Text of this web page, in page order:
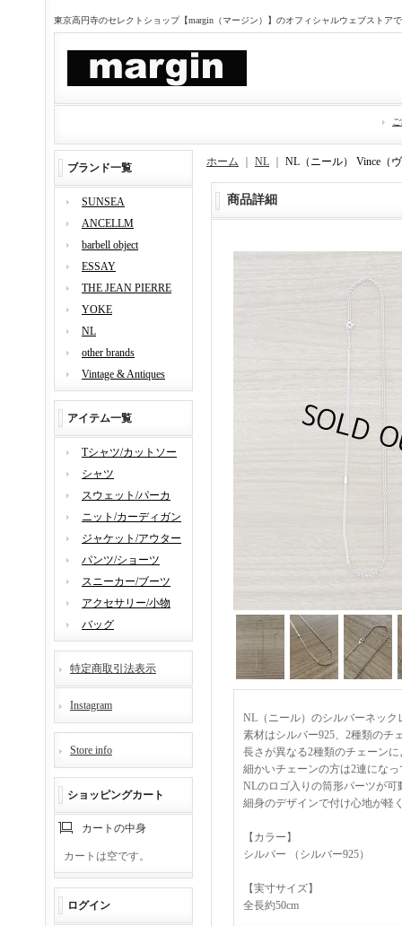
東京高円寺のセレクトショップ【margin（マージン）】のオフィシャルウェブストア
ブランド一覧
SUNSEA
ANCELLM
barbell object
ESSAY
THE JEAN PIERRE
YOKE
NL
other brands
Vintage & Antiques
アイテム一覧
Tシャツ/カットソー
シャツ
スウェット/パーカ
ニット/カーディガン
ジャケット/アウター
パンツ/ショーツ
スニーカー/ブーツ
アクセサリー/小物
バッグ
特定商取引法表示
Instagram
Store info
ショッピングカート
カートの中身
カートは空です。
ログイン
ホーム NL NL（ニール） Vince（
商品詳細
NL（ニール）のシルバーネック
素材はシルバー925、2種類のチ
長さが異なる2種類のチェーン
細かいチェーンの方は2連にな
NLのロゴ入りの筒形パーツが可
細身のデザインで付け心地が軽
【カラー】
シルバー （シルバー925）
【実寸サイズ】
全長約50cm